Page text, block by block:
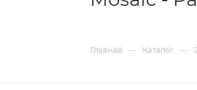
Главная — Каталог —